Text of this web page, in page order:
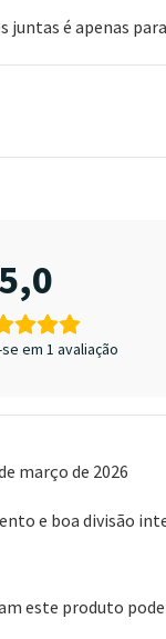
juntas é apenas
5,0
em 1 avaliação
março de 2026
e boa divisão
este produto